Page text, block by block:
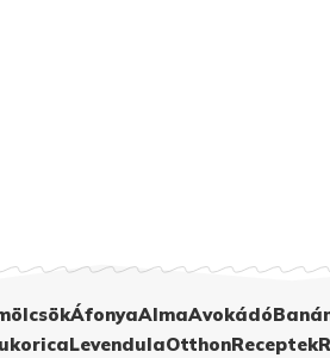
ÁfonyaAlmaAvokádó
LevendulaOtthonReceptek